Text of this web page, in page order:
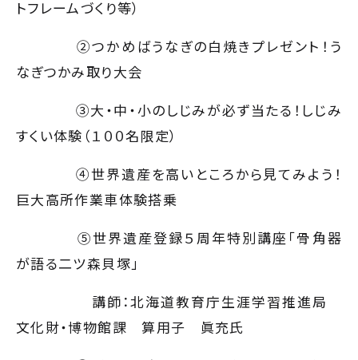
トフレームづくり等）
②つかめばうなぎの白焼きプレゼント！う
なぎつかみ取り大会
③大・中・小のしじみが必ず当たる！しじみ
すくい体験（１００名限定）
④世界遺産を高いところから見てみよう！
巨大高所作業車体験搭乗
⑤世界遺産登録５周年特別講座「骨角器
が語る二ツ森貝塚」
講師：北海道教育庁生涯学習推進局
文化財・博物館課 算用子 眞充氏